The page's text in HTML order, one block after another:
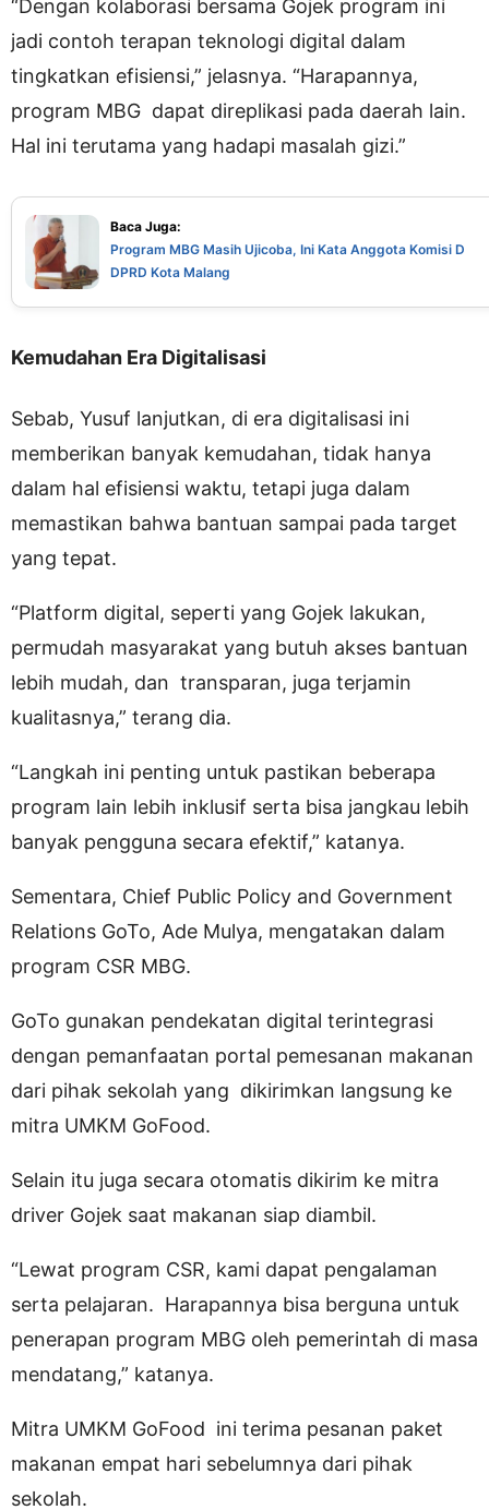
“Dengan kolaborasi bersama Gojek program ini
jadi contoh terapan teknologi digital dalam
tingkatkan efisiensi,” jelasnya. “Harapannya,
program MBG dapat direplikasi pada daerah lain.
Hal ini terutama yang hadapi masalah gizi.”
Baca Juga:
Program MBG Masih Ujicoba, Ini Kata Anggota Komisi D
DPRD Kota Malang
Kemudahan Era Digitalisasi
Sebab, Yusuf lanjutkan, di era digitalisasi ini
memberikan banyak kemudahan, tidak hanya
dalam hal efisiensi waktu, tetapi juga dalam
memastikan bahwa bantuan sampai pada target
yang tepat.
“Platform digital, seperti yang Gojek lakukan,
permudah masyarakat yang butuh akses bantuan
lebih mudah, dan transparan, juga terjamin
kualitasnya,” terang dia.
“Langkah ini penting untuk pastikan beberapa
program lain lebih inklusif serta bisa jangkau lebih
banyak pengguna secara efektif,” katanya.
Sementara, Chief Public Policy and Government
Relations GoTo, Ade Mulya, mengatakan dalam
program CSR MBG.
GoTo gunakan pendekatan digital terintegrasi
dengan pemanfaatan portal pemesanan makanan
dari pihak sekolah yang dikirimkan langsung ke
mitra UMKM GoFood.
Selain itu juga secara otomatis dikirim ke mitra
driver Gojek saat makanan siap diambil.
“Lewat program CSR, kami dapat pengalaman
serta pelajaran. Harapannya bisa berguna untuk
penerapan program MBG oleh pemerintah di masa
mendatang,” katanya.
Mitra UMKM GoFood ini terima pesanan paket
makanan empat hari sebelumnya dari pihak
sekolah.